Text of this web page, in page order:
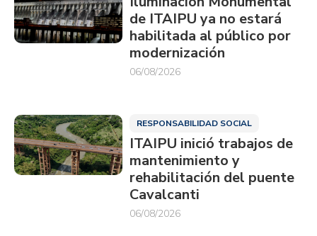
de ITAIPU ya no estará
habilitada al público por
modernización
06/08/2026
RESPONSABILIDAD SOCIAL
ITAIPU inició trabajos de
mantenimiento y
rehabilitación del puente
Cavalcanti
06/08/2026